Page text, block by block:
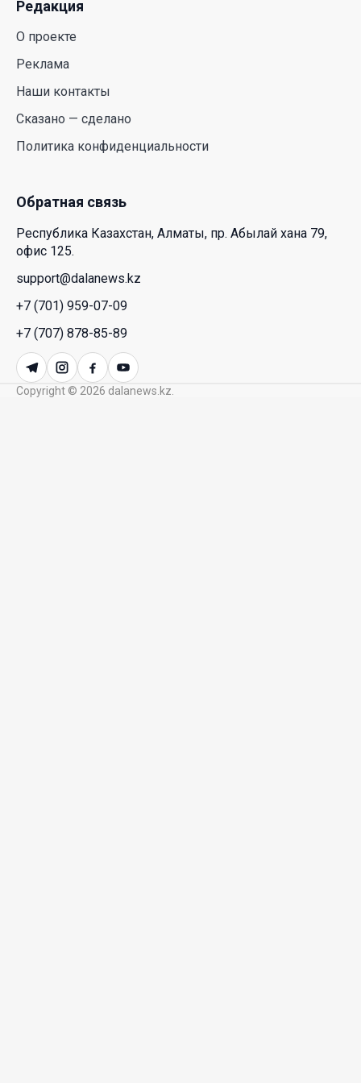
Новые ориентиры экономического партнерства:
какие возможности открывает форум
Межпартийные теледебаты выйдут в эфире
23 Июл. 2026 21:15
Казахстан сохраняет лидерство в Центральной
Азии по устойчивости инвестиционного рынка
23 Июл. 2026 15:39
Полный гид: На какую поддержку от государства
может рассчитывать многодетная семья в
Казахстане
23 Июл. 2026 12:48
Редакция
О проекте
Реклама
Наши контакты
Сказано — сделано
Политика конфиденциальности
Обратная связь
Республика Казахстан, Алматы, пр. Абылай хана 79,
офис 125.
support@dalanews.kz
+7 (701) 959-07-09
+7 (707) 878-85-89
Copyright © 2026 dalanews.kz.